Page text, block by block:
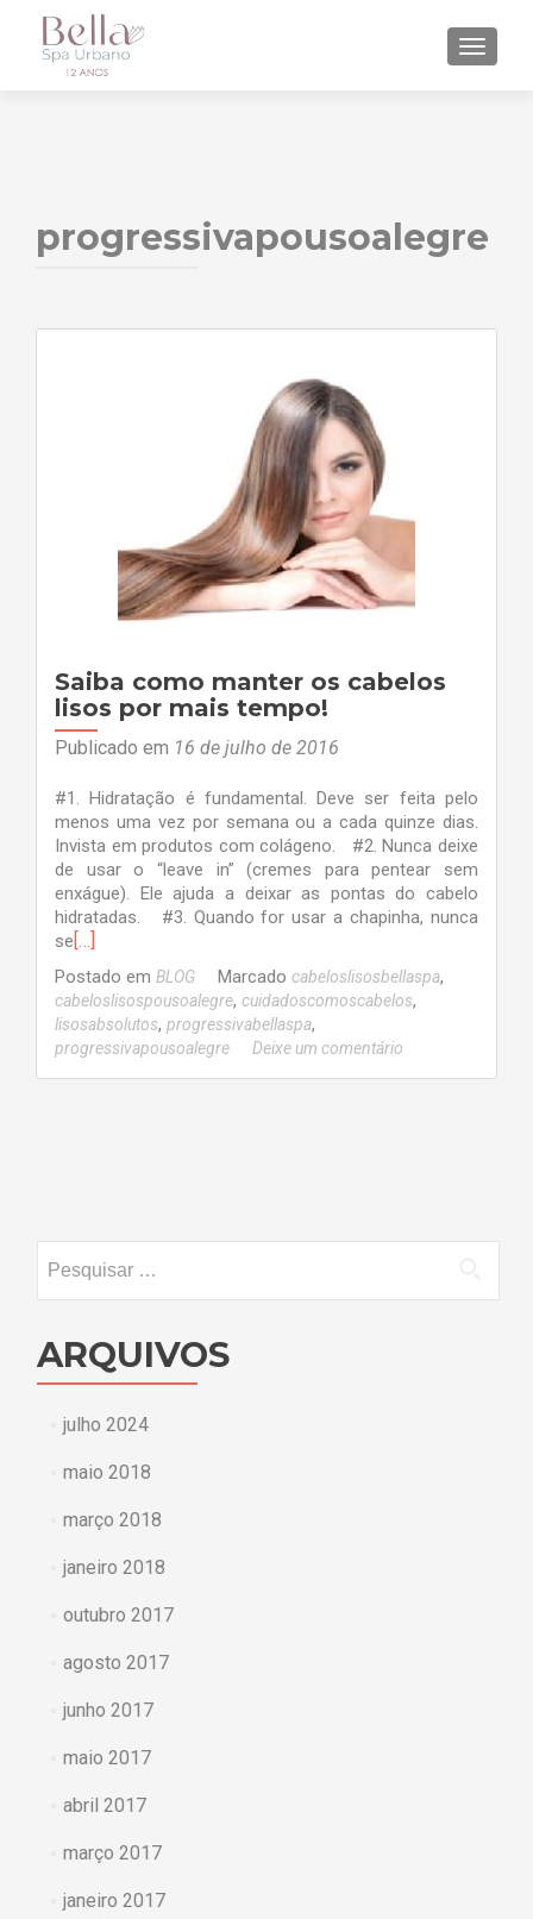
progressivapousoalegre
Saiba como manter os cabelos
lisos por mais tempo!
Publicado em 16 de julho de 2016
#1. Hidratação é fundamental. Deve ser feita pelo
menos uma vez por semana ou a cada quinze dias.
Invista em produtos com colágeno. #2. Nunca deixe
de usar o “leave in” (cremes para pentear sem
enxágue). Ele ajuda a deixar as pontas do cabelo
hidratadas. #3. Quando for usar a chapinha, nunca
se[…]
Postado em BLOG Marcado cabeloslisosbellaspa,
cabeloslisospousoalegre, cuidadoscomoscabelos,
lisosabsolutos, progressivabellaspa,
progressivapousoalegre Deixe um comentário
por:
ARQUIVOS
julho 2024
maio 2018
março 2018
janeiro 2018
outubro 2017
agosto 2017
junho 2017
maio 2017
abril 2017
março 2017
janeiro 2017